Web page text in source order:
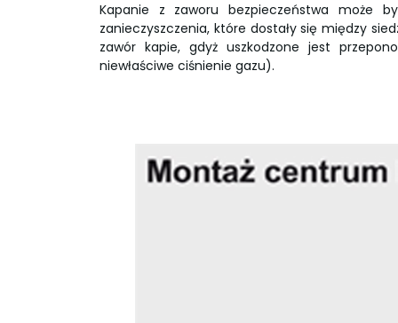
Kapanie z zaworu bezpieczeństwa może
zanieczyszczenia, które dostały się między
zawór kapie, gdyż uszkodzone jest
niewłaściwe ciśnienie gazu).